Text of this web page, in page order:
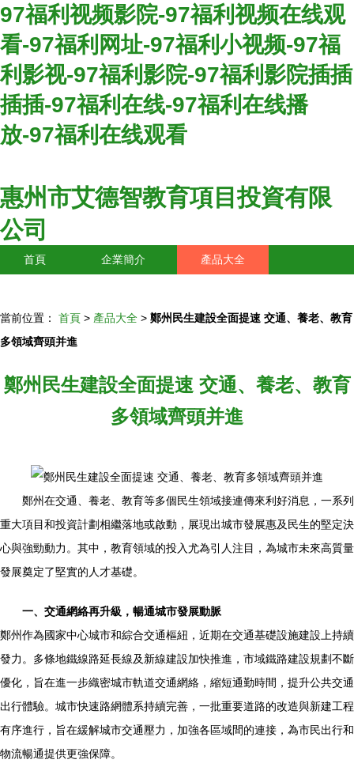
97福利视频影院-97福利视频在线观
看-97福利网址-97福利小视频-97福
利影视-97福利影院-97福利影院插插
插插-97福利在线-97福利在线播
放-97福利在线观看
惠州市艾德智教育項目投資有限
公司
首頁 企業簡介 產品大全
當前位置： 首頁 > 產品大全 > 鄭州民生建設全面提速 交通、養老、教育
多領域齊頭并進
鄭州民生建設全面提速 交通、養老、教育
多領域齊頭并進
鄭州在交通、養老、教育等多個民生領域接連傳來利好消息，一系列
重大項目和投資計劃相繼落地或啟動，展現出城市發展惠及民生的堅定決
心與強勁動力。其中，教育領域的投入尤為引人注目，為城市未來高質量
發展奠定了堅實的人才基礎。
一、交通網絡再升級，暢通城市發展動脈
鄭州作為國家中心城市和綜合交通樞紐，近期在交通基礎設施建設上持續
發力。多條地鐵線路延長線及新線建設加快推進，市域鐵路建設規劃不斷
優化，旨在進一步織密城市軌道交通網絡，縮短通勤時間，提升公共交通
出行體驗。城市快速路網體系持續完善，一批重要道路的改造與新建工程
有序進行，旨在緩解城市交通壓力，加強各區域間的連接，為市民出行和
物流暢通提供更強保障。